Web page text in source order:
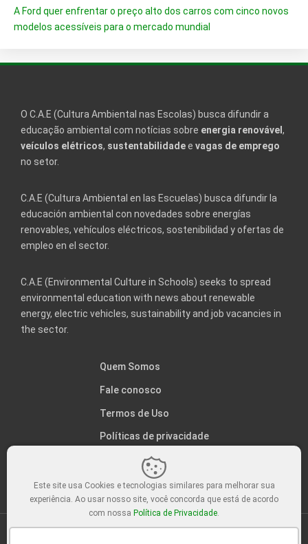
A Ford quer enfrentar o preço alto dos carros com cinco novos
modelos acessíveis para o mercado mundial
O C.A.E (Cultura Ambiental nas Escolas) busca difundir a
educação ambiental com notícias sobre energia renovável ,
veículos elétricos, sustentabilidadee vagas de emprego
no setor.
C.A.E (Cultura Ambiental en las Escuelas) busca difundir la
educación ambiental con novedades sobre energías
renovables, vehículos eléctricos, sostenibilidad y ofertas de
empleo en el sector.
C.A.E (Environmental Culture in Schools) seeks to spread
environmental education with news about renewable
energy, electric vehicles, sustainability and job vacancies in
the sector.
Quem Somos
Fale conosco
Termos de Uso
Políticas de privacidade
Este site usa Cookies e tecnologias similares para melhorar sua
experiência. Ao usar nosso site, você concorda que está de acordo
com nossa Política de Privacidade.